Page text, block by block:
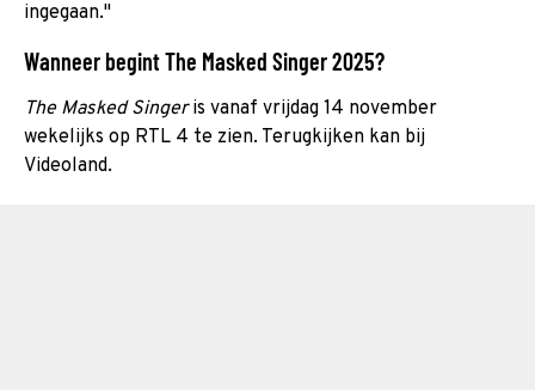
ingegaan."
Wanneer begint The Masked Singer 2025?
The Masked Singeris vanaf vrijdag 14 november
wekelijks op RTL 4 te zien. Terugkijken kan bij
Videoland.